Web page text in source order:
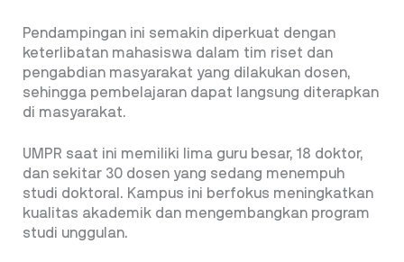
Pendampingan ini semakin diperkuat dengan
keterlibatan mahasiswa dalam tim riset dan
pengabdian masyarakat yang dilakukan dosen,
sehingga pembelajaran dapat langsung diterapkan
di masyarakat.
UMPR saat ini memiliki lima guru besar, 18 doktor,
dan sekitar 30 dosen yang sedang menempuh
studi doktoral. Kampus ini berfokus meningkatkan
kualitas akademik dan mengembangkan program
studi unggulan.